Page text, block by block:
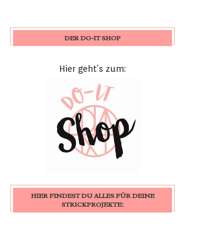
DER DO-IT SHOP
Hier geht’s zum:
HIER FINDEST DU ALLES FÜR DEINE
STRICKPROJEKTE: